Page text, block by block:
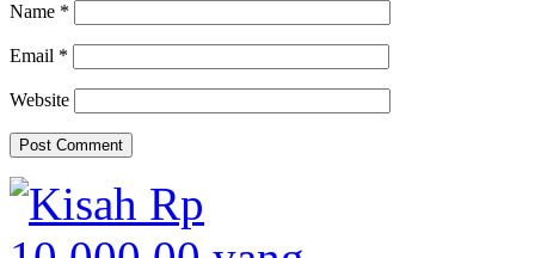
Name *
Email *
Website